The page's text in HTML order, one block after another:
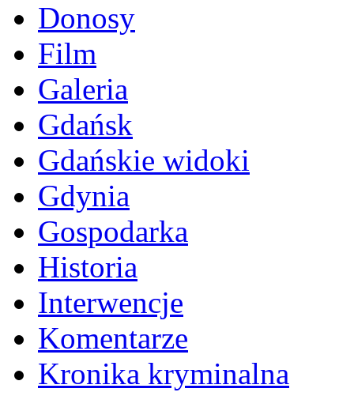
Donosy
Film
Galeria
Gdańsk
Gdańskie widoki
Gdynia
Gospodarka
Historia
Interwencje
Komentarze
Kronika kryminalna